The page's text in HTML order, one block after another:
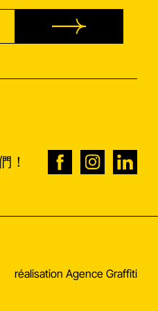
！
réalisation Agence Graffiti